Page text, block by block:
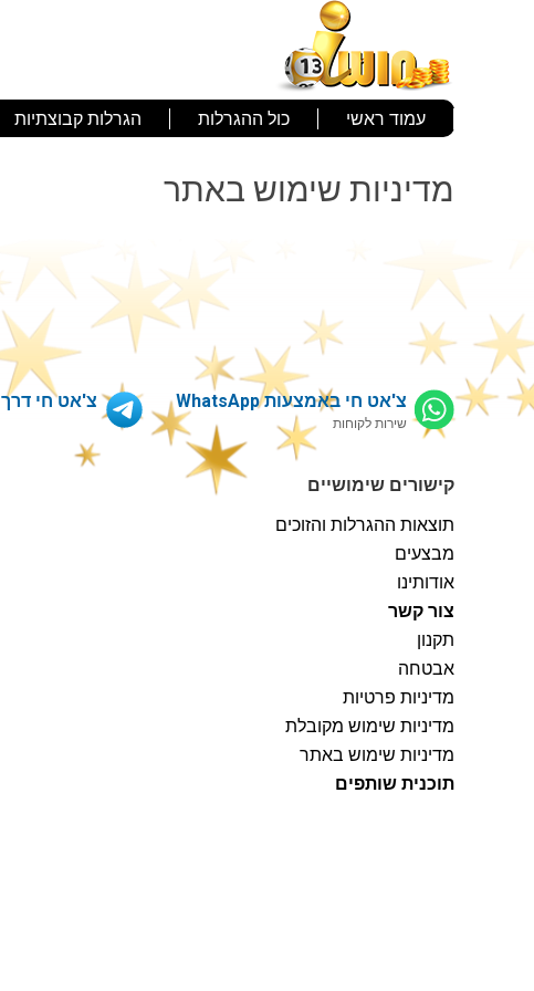
עמוד ראשי כול ההגרלות הגרלות קבוצתיות
מדיניות שימוש באתר
צ'אט חי באמצעות WhatsApp
שירות לקוחות
צ'אט חי דרך Telegram
קישורים שימושיים
תוצאות ההגרלות והזוכים
מבצעים
אודותינו
צור קשר
תקנון
אבטחה
מדיניות פרטיות
מדיניות שימוש מקובלת
מדיניות שימוש באתר
תוכנית שותפים